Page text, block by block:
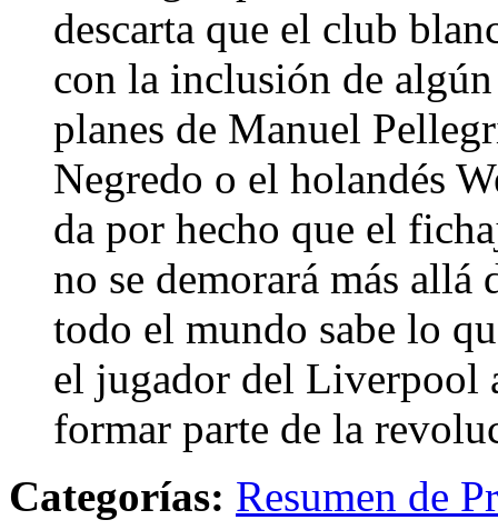
descarta que el club
con la inclusión de
planes de Manuel
Negredo o el holandés
da por hecho que el
no se demorará más allá
todo el mundo sabe lo
el jugador del Liverpool
formar parte de la
Categorías: Resumen de